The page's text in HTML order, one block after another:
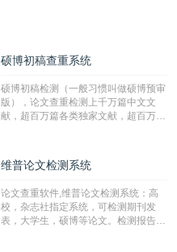
硕博初稿查重系统
硕博初稿检测（一般习惯叫做硕博预审
版），论文查重检测上千万篇中文文
献，超百万篇各类独家文献，超百万港
校用来检测硕博论文的系统，检测范围
广，数据来源真实，检测算法合理!本
字符数30万）
维普论文检测系统
论文查重软件,维普论文检测系统：高
校，杂志社指定系统，可检测期刊发
表，大学生，硕博等论文。检测报告支